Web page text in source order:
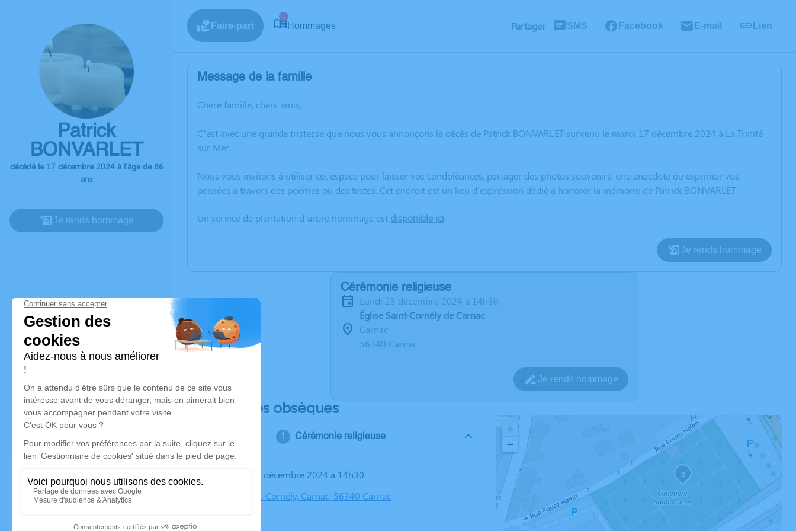
Patrick
BONVARLET
décédé le 17 décembre 2024 à l'âge de 86
ans
Je rends hommage
Faire-part
1
Hommages Partager SMS Facebook E-mail Lien
Message de la famille
Chère famille, chers amis,
C’est avec une grande tristesse que nous vous annonçons le décès de Patrick BONVARLET survenu le mardi 17 décembre 2024 à La Trinité
sur Mer.
Nous vous invitons à utiliser cet espace pour laisser vos condoléances, partager des photos souvenirs, une anecdote ou exprimer vos
pensées à travers des poèmes ou des textes. Cet endroit est un lieu d'expression dédié à honorer la mémoire de Patrick BONVARLET.
Un service de plantation d’arbre hommage est disponible ici.
Je rends hommage
Cérémonie religieuse
lundi 23 décembre 2024 à 14h30
Église Saint-Cornély de Carnac
Carnac
56340 Carnac
Je rends hommage
Déroulé des obsèques
Cérémonie religieuse
Le lundi 23 décembre 2024 à 14h30
Église Saint-Cornély, Carnac, 56340 Carnac
2
−